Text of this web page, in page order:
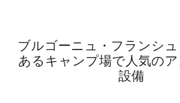
ングルから7 kmのキャンプ場オートレイ
ユにあります。 共用バスルームはありま
せん。シーツは用意されていますが、ベ
ッドは整えられていません。
ブルゴーニュ・フランシ
あるキャンプ場で人気のア
設備